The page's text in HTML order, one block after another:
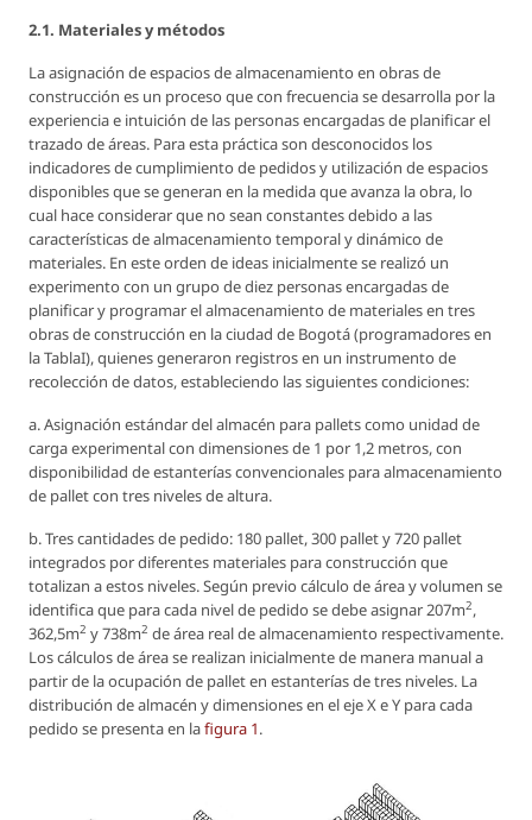
2.1. Materiales y métodos
La asignación de espacios de almacenamiento en obras de
construcción es un proceso que con frecuencia se desarrolla por la
experiencia e intuición de las personas encargadas de planificar el
trazado de áreas. Para esta práctica son desconocidos los
indicadores de cumplimiento de pedidos y utilización de espacios
disponibles que se generan en la medida que avanza la obra, lo
cual hace considerar que no sean constantes debido a las
características de almacenamiento temporal y dinámico de
materiales. En este orden de ideas inicialmente se realizó un
experimento con un grupo de diez personas encargadas de
planificar y programar el almacenamiento de materiales en tres
obras de construcción en la ciudad de Bogotá (programadores en
la TablaI), quienes generaron registros en un instrumento de
recolección de datos, estableciendo las siguientes condiciones:
a. Asignación estándar del almacén para pallets como unidad de
carga experimental con dimensiones de 1 por 1,2 metros, con
disponibilidad de estanterías convencionales para almacenamiento
de pallet con tres niveles de altura.
b. Tres cantidades de pedido: 180 pallet, 300 pallet y 720 pallet
integrados por diferentes materiales para construcción que
totalizan a estos niveles. Según previo cálculo de área y volumen se
identifica que para cada nivel de pedido se debe asignar 207m2,
362,5m2 y 738m2 de área real de almacenamiento respectivamente.
Los cálculos de área se realizan inicialmente de manera manual a
partir de la ocupación de pallet en estanterías de tres niveles. La
distribución de almacén y dimensiones en el eje X e Y para cada
pedido se presenta en lafigura 1.